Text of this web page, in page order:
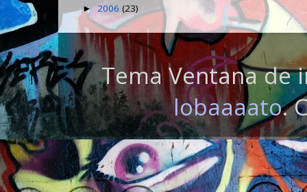
►2006 (23)
Tema Ventana de
lobaaaato.